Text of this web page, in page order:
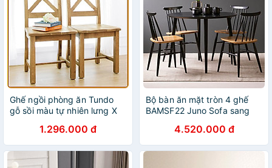
Ghế ngồi phòng ăn Tundo
gỗ sồi màu tự nhiên lưng X
1.296.000 đ
Bộ bàn ăn mặt tròn 4 ghế
BAMSF22 Juno Sofa sang
4.520.000 đ